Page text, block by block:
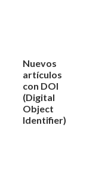
Nuevos
artículos
con DOI
(Digital
Object
Identifier)